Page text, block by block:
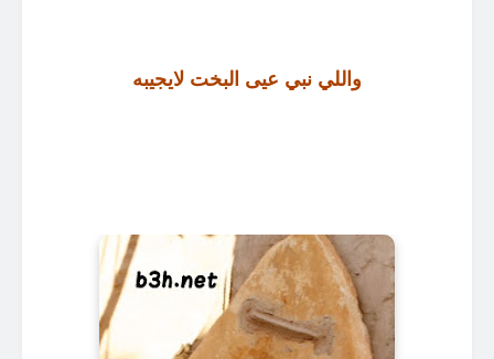
واللي نبي عيى البخت لايجيبه